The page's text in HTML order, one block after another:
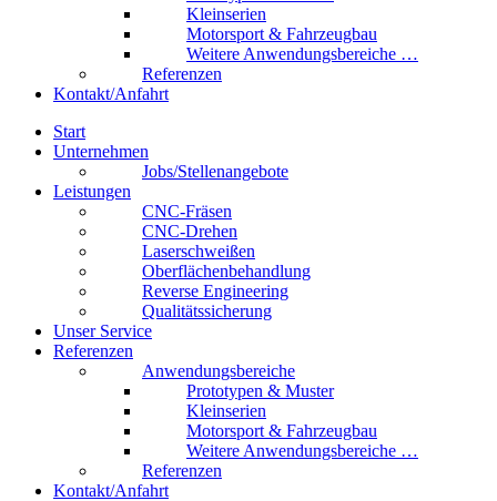
Kleinserien
Motorsport & Fahrzeugbau
Weitere Anwendungsbereiche …
Referenzen
Kontakt/Anfahrt
Start
Unternehmen
Jobs/Stellenangebote
Leistungen
CNC-Fräsen
CNC-Drehen
Laserschweißen
Oberflächenbehandlung
Reverse Engineering
Qualitätssicherung
Unser Service
Referenzen
Anwendungsbereiche
Prototypen & Muster
Kleinserien
Motorsport & Fahrzeugbau
Weitere Anwendungsbereiche …
Referenzen
Kontakt/Anfahrt